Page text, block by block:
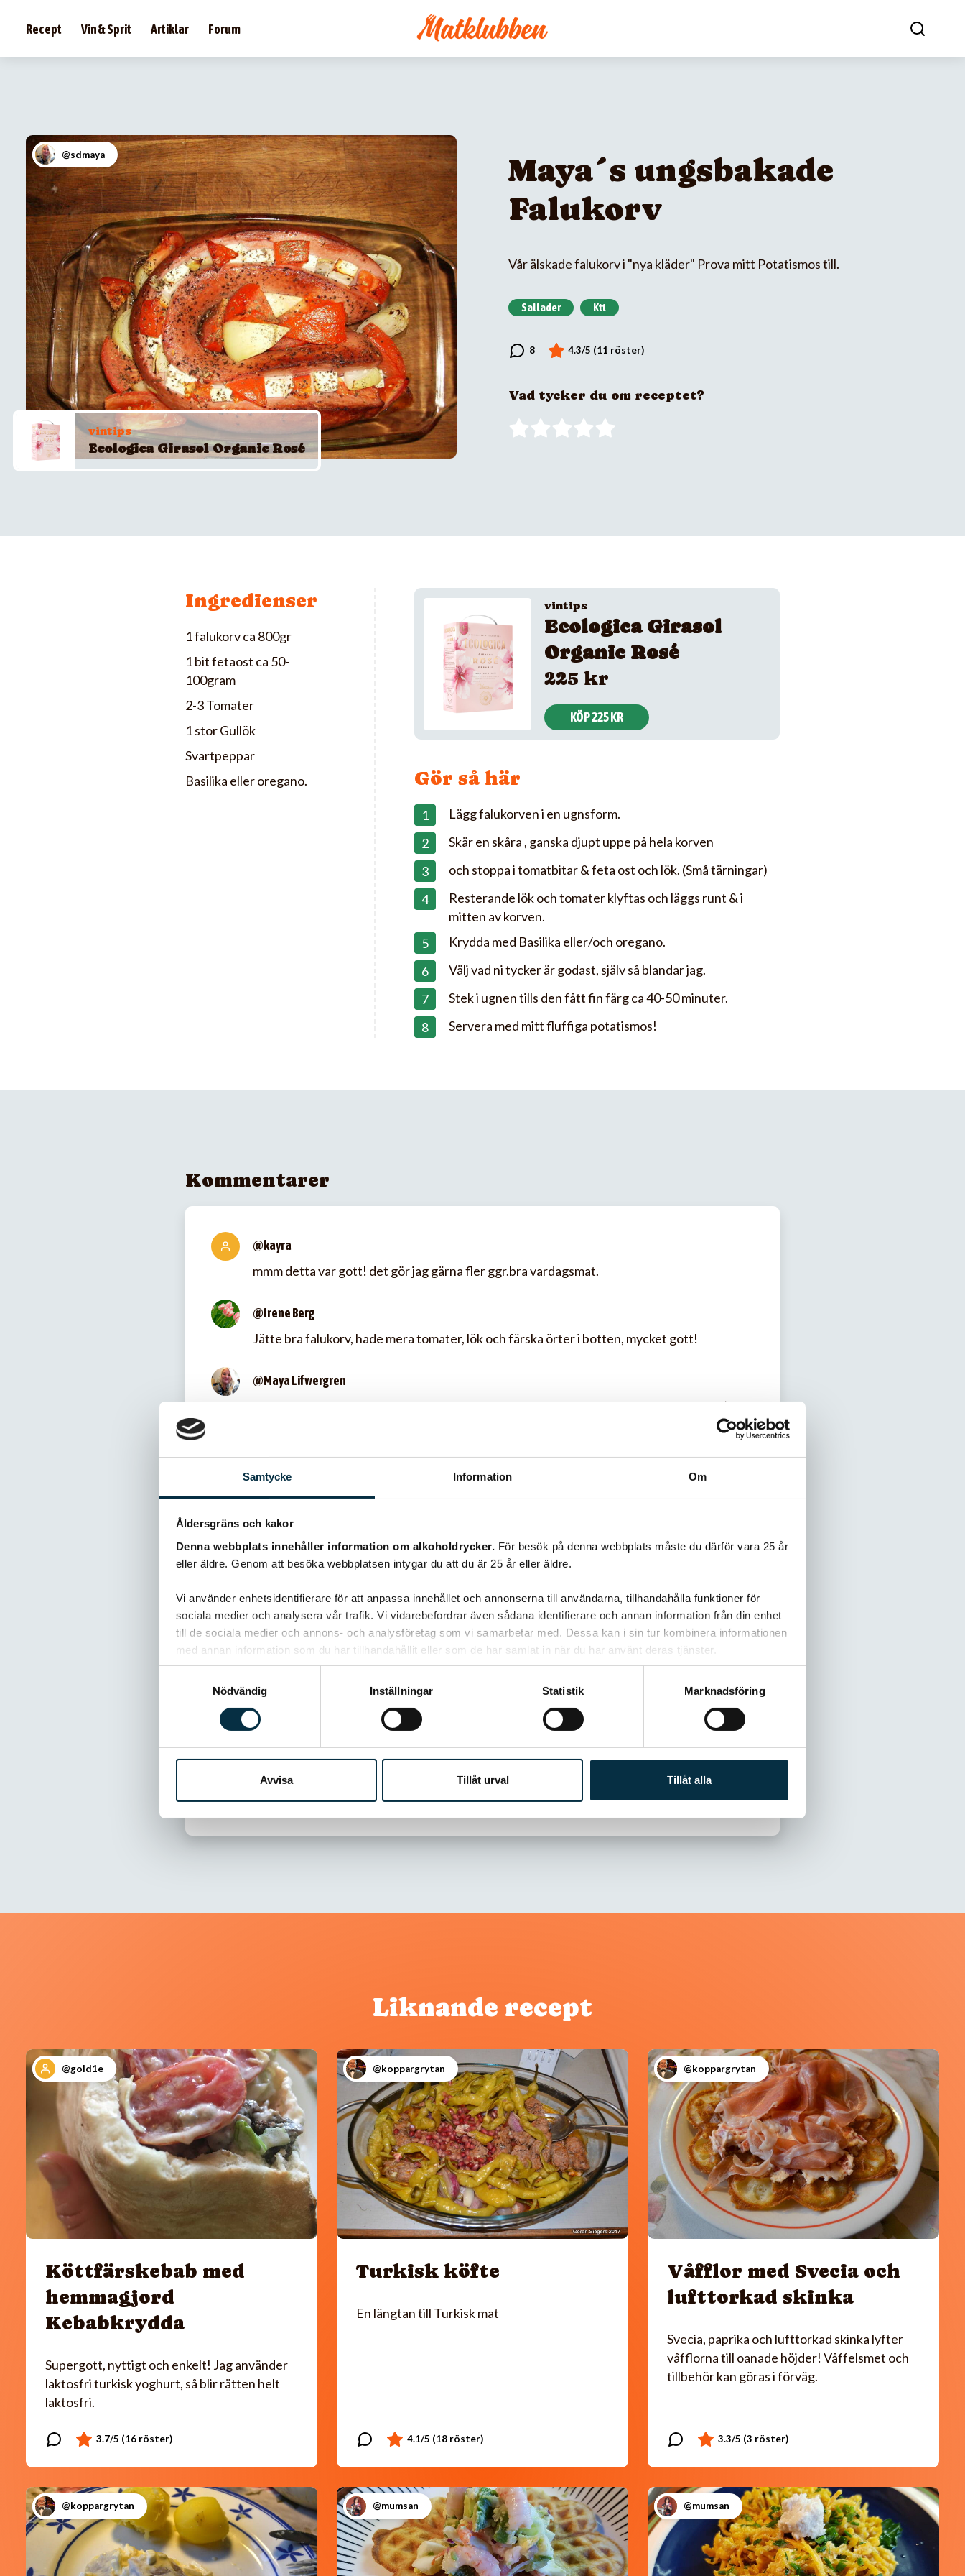
Samtycke Information Om
Åldersgräns och kakor
Denna webbplats innehåller information om alkoholdrycker. För besök på denna webbplats måste du därför vara 25 år
eller äldre. Genom att besöka webbplatsen intygar du att du är 25 år eller äldre.
Vi använder enhetsidentifierare för att anpassa innehållet och annonserna till användarna, tillhandahålla funktioner för
sociala medier och analysera vår trafik. Vi vidarebefordrar även sådana identifierare och annan information från din enhet
till de sociala medier och annons- och analysföretag som vi samarbetar med. Dessa kan i sin tur kombinera informationen
med annan information som du har tillhandahållit eller som de har samlat in när du har använt deras tjänster.
Nödvändig
Inställningar Statistik Marknadsföring
Avvisa Tillåt urval Tillåt alla
Recept Vin & Sprit Artiklar Forum
@sdmaya
vintips
Ecologica Girasol Organic Rosé
Maya´s ungsbakade
Falukorv
Vår älskade falukorv i "nya kläder" Prova mitt Potatismos till.
Sallader Ktt
Vad tycker du om receptet?
Ingredienser
1 falukorv ca 800gr
1 bit fetaost ca 50-
100gram
2-3 Tomater
1 stor Gullök
Svartpeppar
Basilika eller oregano.
vintips
Ecologica Girasol
Organic Rosé
225 kr
KÖP 225 KR
Gör så här
Lägg falukorven i en ugnsform.
Skär en skåra , ganska djupt uppe på hela korven
och stoppa i tomatbitar & feta ost och lök. (Små tärningar)
Resterande lök och tomater klyftas och läggs runt & i
mitten av korven.
Krydda med Basilika eller/och oregano.
Välj vad ni tycker är godast, själv så blandar jag.
Stek i ugnen tills den fått fin färg ca 40-50 minuter.
Servera med mitt fluffiga potatismos!
Kommentarer
@kayra
mmm detta var gott! det gör jag gärna fler ggr.bra vardagsmat.
@Irene Berg
Jätte bra falukorv, hade mera tomater, lök och färska örter i botten, mycket gott!
@Maya Lifwergren
Beroende på ugn så skulle jag tro runt 170-200 grader jag kör 170grader på varmluft :)
Men vilken ugnsvärme??
Åh så gott! Alla i familjen älskade det! Och de är inte ofta min son på 22 månader äter så
mycket som han gjorde på detta, gjorde mos med persilja i till. :) Tummen upp från Bella m.
@ek ingrid
Gott!
@Dzinta Brännvall
Det här äter jag gärna igen.
@ANNIKA Johnsson
MUMS!!!!!!!
Liknande recept
@gold1e
Köttfärskebab med
hemmagjord
Kebabkrydda
Supergott, nyttigt och enkelt! Jag använder
laktosfri turkisk yoghurt, så blir rätten helt
laktosfri.
@koppargrytan
Turkisk köfte
En längtan till Turkisk mat
@koppargrytan
Våfflor med Svecia och
lufttorkad skinka
Svecia, paprika och lufttorkad skinka lyfter
våfflorna till oanade höjder! Våffelsmet och
tillbehör kan göras i förväg.
@koppargrytan @mumsan @mumsan